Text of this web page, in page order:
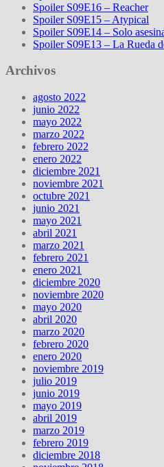
Spoiler S09E16 – Reacher
Spoiler S09E15 – Atypical
Spoiler S09E14 – Solo
Spoiler S09E13 – La Rueda
Archivos
agosto 2022
junio 2022
mayo 2022
marzo 2022
febrero 2022
enero 2022
diciembre 2021
noviembre 2021
octubre 2021
junio 2021
mayo 2021
abril 2021
marzo 2021
febrero 2021
enero 2021
diciembre 2020
noviembre 2020
mayo 2020
abril 2020
marzo 2020
febrero 2020
enero 2020
noviembre 2019
julio 2019
junio 2019
mayo 2019
abril 2019
marzo 2019
febrero 2019
diciembre 2018